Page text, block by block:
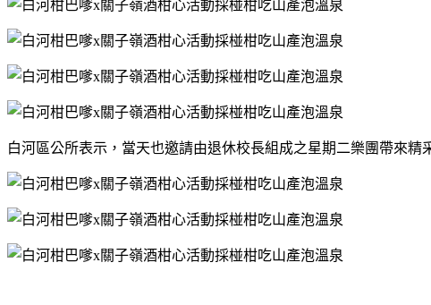
白河區公所表示，當天也邀請由退休校長組成之星期二樂團帶來